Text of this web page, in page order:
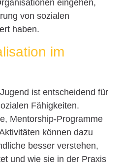
eingehen,
von sozialen
haben.
im
ist entscheidend für
Fähigkeiten.
Mentorship-Programme
können dazu
besser verstehen,
und wie sie in der Praxis